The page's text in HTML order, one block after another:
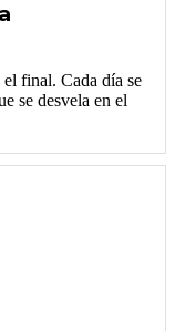
el final. Cada día se
se desvela en el